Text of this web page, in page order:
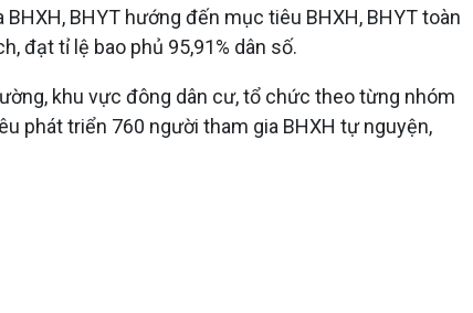
BHYT hướng đến mục tiêu BHXH, BHYT toàn
đạt tỉ lệ bao phủ 95,91% dân số.
khu vực đông dân cư, tổ chức theo từng nhóm
phát triển 760 người tham gia BHXH tự nguyện,